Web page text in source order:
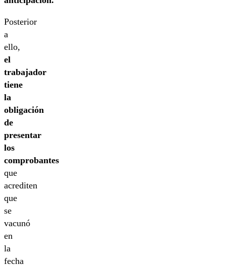
Posterior
a
ello,
el
trabajador
tiene
la
obligación
de
presentar
los
comprobantes
que
acrediten
que
se
vacunó
en
la
fecha